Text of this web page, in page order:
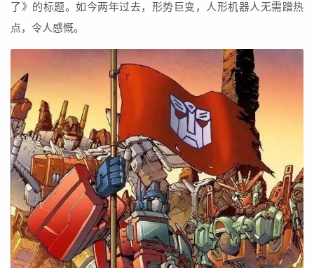
了》的标题。如今两年过去，形势巨变，人形机器人无需蹭热
点，令人感慨。